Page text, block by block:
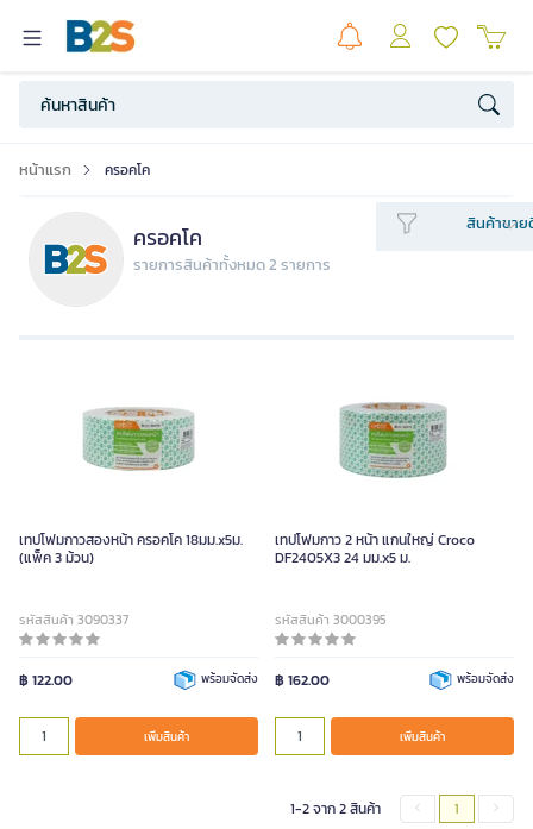
หน้าแรก ครอคโค
ครอคโค
รายการสินค้าทั้งหมด 2 รายการ
สินค้าขาย
เทปโฟมกาวสองหน้า ครอคโค 18มม.x5ม.
(แพ็ค 3 ม้วน)
รหัสสินค้า 3090337
฿ 122.00 พร้อมจัดส่ง
เพิ่มสินค้า
เทปโฟมกาว 2 หน้า แกนใหญ่ Croco
DF2405X3 24 มม.x5 ม.
รหัสสินค้า 3000395
฿ 162.00 พร้อมจัดส่ง
เพิ่มสินค้า
1-2 จาก 2 สินค้า 1